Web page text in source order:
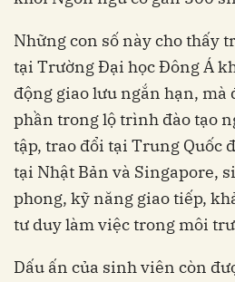
Những con số này cho thấy
tại Trường Đại học Đông Á
động giao lưu ngắn hạn, mà
phần trong lộ trình đào tạo
tập, trao đổi tại Trung Quốc
tại Nhật Bản và Singapore,
phong, kỹ năng giao tiếp,
tư duy làm việc trong môi
Dấu ấn của sinh viên còn